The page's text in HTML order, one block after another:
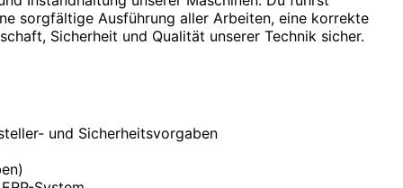
sorgfältige Ausführung aller Arbeiten, eine korrekte
Sicherheit und Qualität unserer Technik sicher.
und Sicherheitsvorgaben